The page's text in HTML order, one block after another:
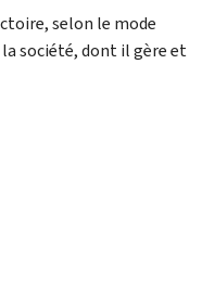
selon le mode
société, dont il gère et